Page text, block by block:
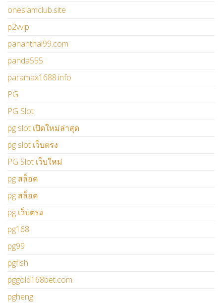
onesiamclub.site
p2vvip
pananthai99.com
panda555
paramax1688.info
PG
PG Slot
pg slot เปิดใหม่ล่าสุด
pg slot เว็บตรง
PG Slot เว็บใหม่
pg สล็อต
pg สล็อต
pg เว็บตรง
pg168
pg99
pgfish
pggold168bet.com
pgheng